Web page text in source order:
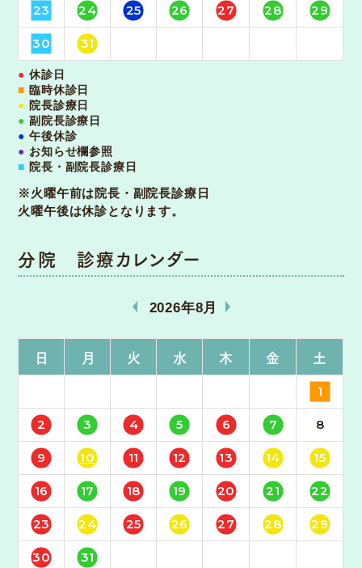
23 24 25 26 27 28 29
30 31
● 休診日
■ 臨時休診日
● 院長診療日
● 副院長診療日
● 午後休診
● お知らせ欄参照
■ 院長・副院長診療日
※火曜午前は院長・副院長診療日
火曜午後は休診となります。
分院 診療カレンダー
«
2026年8月
日 月 火 水 木 金 土
1
2 3 4 5 6 7 8
9 10 11 12 13 14 15
16 17 18 19 20 21 22
23 24 25 26 27 28 29
30 31